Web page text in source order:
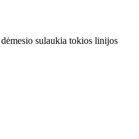
sulaukia tokios linijos